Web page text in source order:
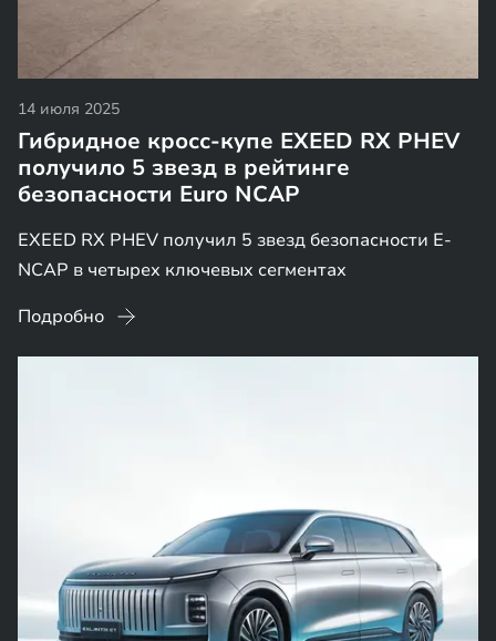
14 июля 2025
Гибридное кросс-купе EXEED RX PHEV
получило 5 звезд в рейтинге
безопасности Euro NCAP
EXEED RX PHEV получил 5 звезд безопасности E-
NCAP в четырех ключевых сегментах
Подробно